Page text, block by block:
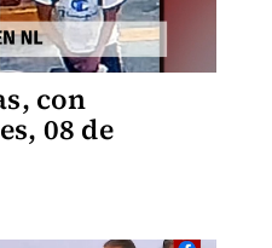
con
08 de